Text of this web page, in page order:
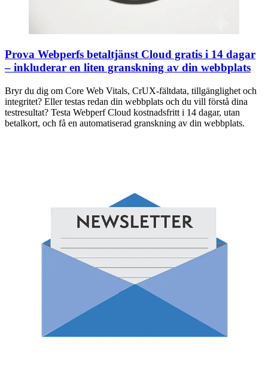
Prova Webperfs betaltjänst Cloud gratis i 14 dagar
– inkluderar en liten granskning av din webbplats
Bryr du dig om Core Web Vitals, CrUX-fältdata, tillgänglighet och
integritet? Eller testas redan din webbplats och du vill förstå dina
testresultat? Testa Webperf Cloud kostnadsfritt i 14 dagar, utan
betalkort, och få en automatiserad granskning av din webbplats.